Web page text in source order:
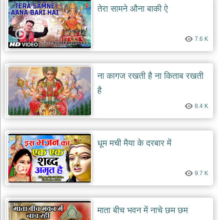
तेरा सामने औना बाकी ऐ
7.6 K
ना कागज रखती है ना किताब रखती
है
8.4 K
धूम मची मैया के दरबार में
9.7 K
माता बीच भवन में नाचे छम छम